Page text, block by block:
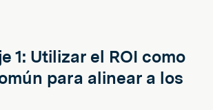
1: Utilizar el ROI como
para alinear a los